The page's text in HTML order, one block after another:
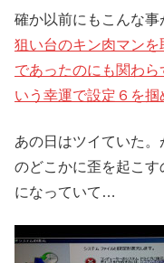
確か以前にもこんな
狙い台のキン肉マンを
であったのにも関わ
いう幸運で設定６を掴
あの日はツイていた
のどこかに歪を起こす
になっていて…